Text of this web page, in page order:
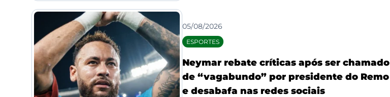
05/08/2026
ESPORTES
Neymar rebate críticas após ser chamado
de “vagabundo” por presidente do Remo
e desabafa nas redes sociais